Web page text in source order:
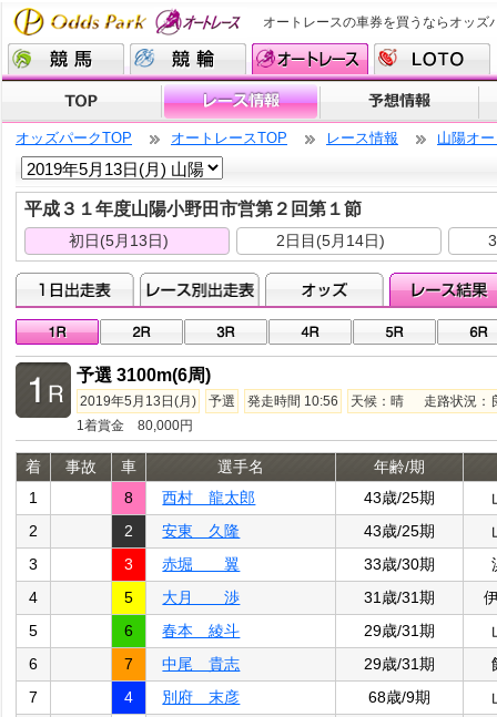
オートレースの車券を買うならオッズ
オッズパークTOP オートレースTOP レース情報 山陽オ
平成３１年度山陽小野田市営第２回第１節
初日(5月13日) 2日目(5月14日)
予選 3100m(6周)
2019年5月13日(月) 予選 発走時間 10:56
天候：晴 走路状況
1着賞金 80,000円
着 事故 車 選手名 年齢/期
1
8 西村 龍太郎 43歳/25期
2
2 安東 久隆 43歳/25期
3
3 赤堀 翼 33歳/30期
4
5 大月 渉 31歳/31期
5
6 春本 綾斗 29歳/31期
6
7 中尾 貴志 29歳/31期
7
4 別府 末彦 68歳/9期